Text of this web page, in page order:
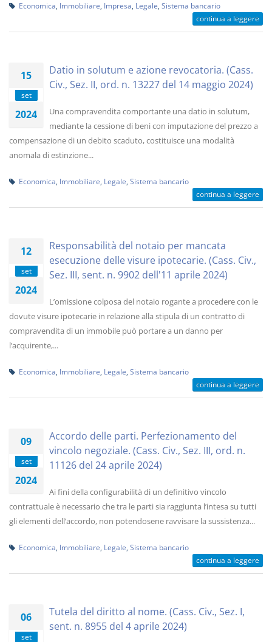
Economica Immobiliare Impresa Legale Sistema bancario
continua a leggere
15
set
2024
Datio in solutum e azione revocatoria. (Cass.
Civ., Sez. II, ord. n. 13227 del 14 maggio 2024)
Una compravendita comportante una datio in solutum,
mediante la cessione di beni con imputazione del prezzo a
compensazione di un debito scaduto, costituisce una modalità
anomala di estinzione...
Economica Immobiliare Legale Sistema bancario
continua a leggere
12
set
2024
Responsabilità del notaio per mancata
esecuzione delle visure ipotecarie. (Cass. Civ.,
Sez. III, sent. n. 9902 dell'11 aprile 2024)
L’omissione colposa del notaio rogante a procedere con le
dovute visure ipotecarie in relazione alla stipula di un contratto di
compravendita di un immobile può portare a un danno per
l’acquirente,...
Economica Immobiliare Legale Sistema bancario
continua a leggere
09
set
2024
Accordo delle parti. Perfezionamento del
vincolo negoziale. (Cass. Civ., Sez. III, ord. n.
11126 del 24 aprile 2024)
Ai fini della configurabilità di un definitivo vincolo
contrattuale è necessario che tra le parti sia raggiunta l’intesa su tutti
gli elementi dell’accordo, non potendosene ravvisare la sussistenza...
Economica Immobiliare Legale Sistema bancario
continua a leggere
06
set
Tutela del diritto al nome. (Cass. Civ., Sez. I,
sent. n. 8955 del 4 aprile 2024)